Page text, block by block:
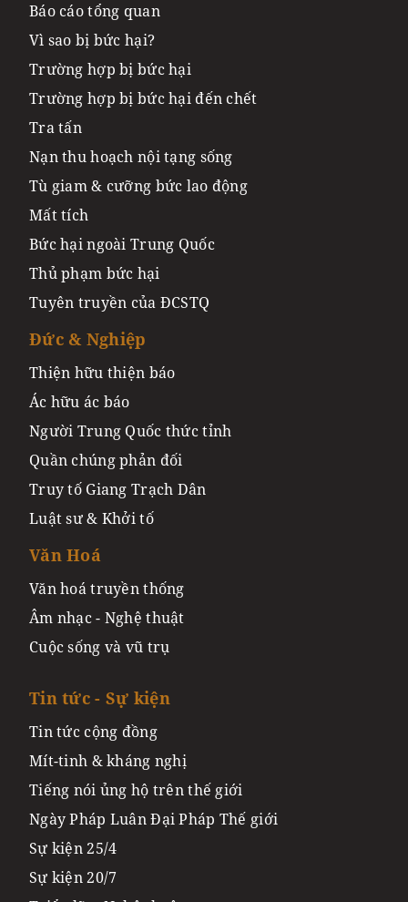
Báo cáo tổng quan
Vì sao bị bức hại?
Trường hợp bị bức hại
Trường hợp bị bức hại đến chết
Tra tấn
Nạn thu hoạch nội tạng sống
Tù giam & cưỡng bức lao động
Mất tích
Bức hại ngoài Trung Quốc
Thủ phạm bức hại
Tuyên truyền của ĐCSTQ
Đức & Nghiệp
Thiện hữu thiện báo
Ác hữu ác báo
Người Trung Quốc thức tỉnh
Quần chúng phản đối
Truy tố Giang Trạch Dân
Luật sư & Khởi tố
Văn Hoá
Văn hoá truyền thống
Âm nhạc - Nghệ thuật
Cuộc sống và vũ trụ
Tin tức - Sự kiện
Tin tức cộng đồng
Mít-tinh & kháng nghị
Tiếng nói ủng hộ trên thế giới
Ngày Pháp Luân Đại Pháp Thế giới
Sự kiện 25/4
Sự kiện 20/7